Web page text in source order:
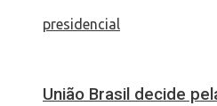
União Brasil decide